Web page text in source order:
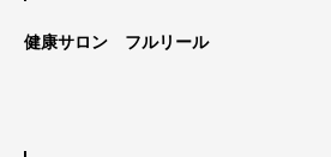
健康サロン フルリール